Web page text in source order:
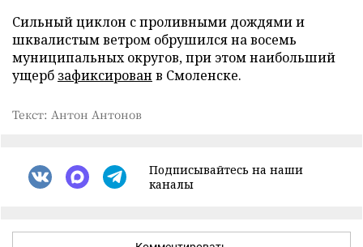
Сильный циклон с проливными дождями и
шквалистым ветром обрушился на восемь
муниципальных округов, при этом наибольший
ущерб зафиксирован в Смоленске.
Текст: Антон Антонов
Подписывайтесь на наши
каналы